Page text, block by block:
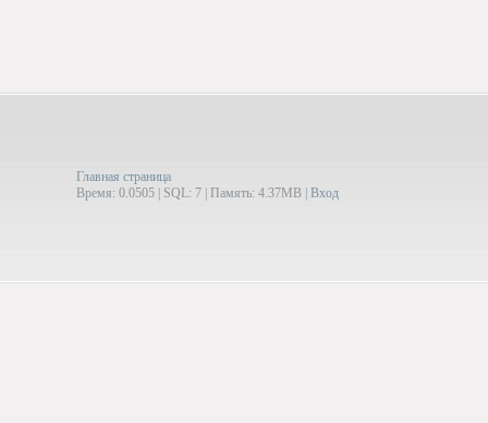
Главная страница
Время: 0.0505 | SQL: 7 | Память: 4.37MB Вход